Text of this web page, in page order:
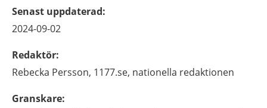
Senast uppdaterad:
2024-09-02
Redaktör:
Rebecka Persson, 1177.se, nationella redaktionen
Granskare: